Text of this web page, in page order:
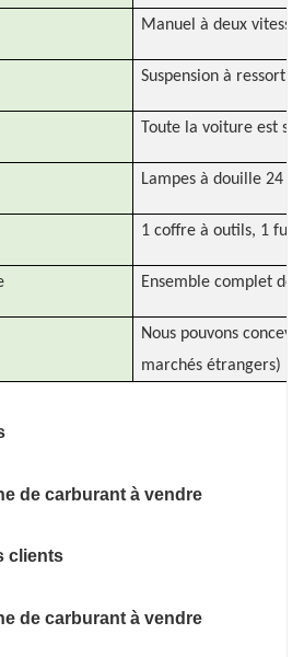
Manuel à deux
Suspension à ressort
Toute la voiture est
Lampes à douille 24
1 coffre à outils, 1
Ensemble complet de
Nous pouvons
marchés étrangers)
clients